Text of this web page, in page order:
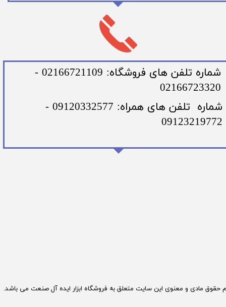
حقوق مادی و معنوی این سایت متعلق به فروشگاه ابزار ایده آل صنعت می باشد.
​شماره تلفن های فروشگاه: 02166721109 -
02166723320
​شماره تلفن های همراه: 09120332577 -
09123219772